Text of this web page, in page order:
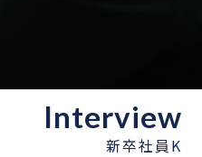
Interview
新卒社員K